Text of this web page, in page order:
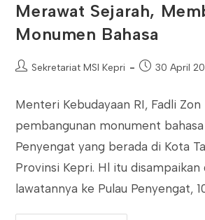
Merawat Sejarah,
Monumen Bahasa
PostSekretariat MSI Kepri
Post30 April
Menteri Kebudayaan RI, Fadli
pembangunan monument bahasa
Penyengat yang berada di Kota
Provinsi Kepri. Hl itu disampaikan
lawatannya ke Pulau Penyengat,